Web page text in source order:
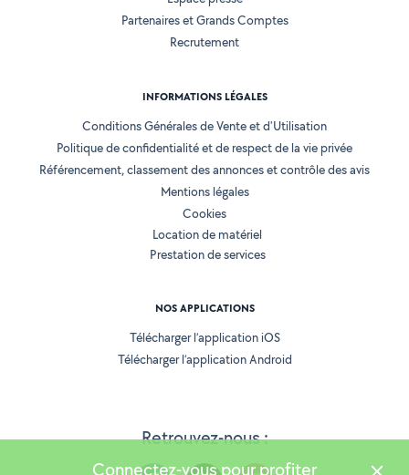
Retrouvez-nous :
Partenaires et Grands Comptes
Recrutement
INFORMATIONS LÉGALES
Conditions Générales de Vente et d'Utilisation
Politique de confidentialité et de respect de la vie privée
Référencement, classement des annonces et contrôle des avis
Mentions légales
Cookies
Location de matériel
Prestation de services
NOS APPLICATIONS
Télécharger l’application iOS
Télécharger l’application Android
Connectez-vous pour profiter